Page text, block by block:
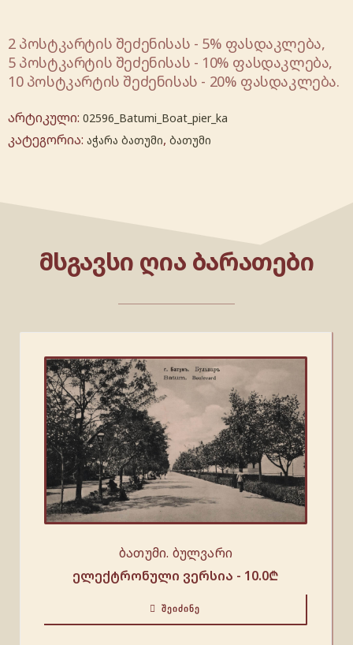
2 პოსტკარტის შეძენისას - 5% ფასდაკლება,
5 პოსტკარტის შეძენისას - 10% ფასდაკლება,
10 პოსტკარტის შეძენისას - 20% ფასდაკლება.
არტიკული: 02596_Batumi_Boat_pier_ka
კატეგორია: აჭარა ბათუმი, ბათუმი
ᲛᲡᲒᲐᲕᲡᲘ ᲦᲘᲐ ᲑᲐᲠᲐᲗᲔᲑᲘ
ბათუმი. ბულვარი
ელექტრონული ვერსია - 10.0₾
ᲨᲔᲘᲫᲘᲜᲔ